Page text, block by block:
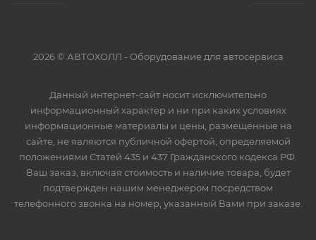
2026 © АВТОХОЛЛ - Оборудование для автосервиса
Данный интернет-сайт носит исключительно
информационный характер и ни при каких условиях
информационные материалы и цены, размещенные на
сайте, не являются публичной офертой, определяемой
положениями Статей 435 и 437 Гражданского кодекса РФ.
Ваш заказ, включая стоимость и наличие товара, будет
подтвержден нашим менеджером посредством
телефонного звонка на номер, указанный Вами при заказе.